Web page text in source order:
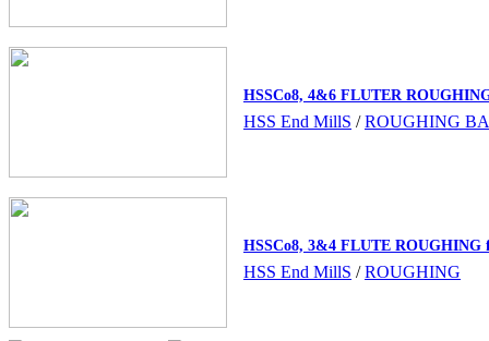
HSSCo8, 4&6 FLUTER
HSS End MillS /ROUGHING
HSSCo8, 3&4 FLUTE
HSS End MillS /ROUGHING